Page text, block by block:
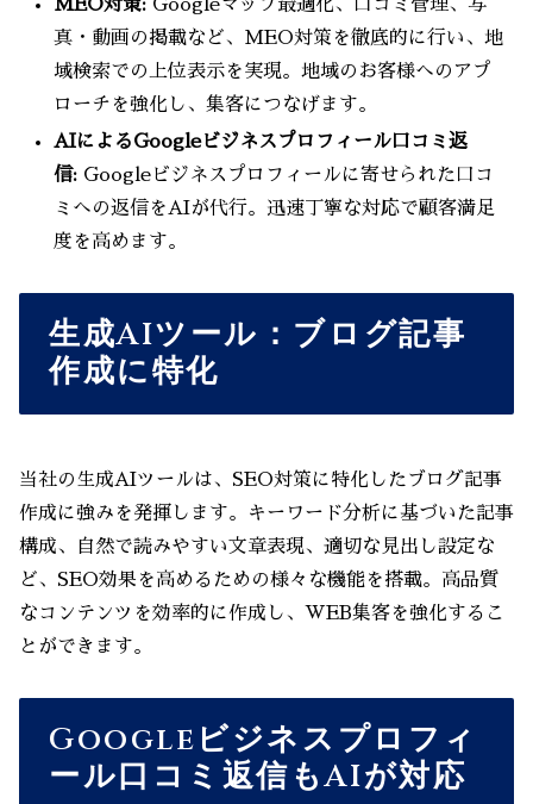
MEO対策: Googleマップ最適化、口コミ管理、写
真・動画の掲載など、MEO対策を徹底的に行い、地
域検索での上位表示を実現。地域のお客様へのアプ
ローチを強化し、集客につなげます。
AIによるGoogleビジネスプロフィール口コミ返
信: Googleビジネスプロフィールに寄せられた口コ
ミへの返信をAIが代行。迅速丁寧な対応で顧客満足
度を高めます。
生成AIツール：ブログ記事
作成に特化
当社の生成AIツールは、SEO対策に特化したブログ記事
作成に強みを発揮します。キーワード分析に基づいた記事
構成、自然で読みやすい文章表現、適切な見出し設定な
ど、SEO効果を高めるための様々な機能を搭載。高品質
なコンテンツを効率的に作成し、WEB集客を強化するこ
とができます。
Googleビジネスプロフィ
ール口コミ返信もAIが対応